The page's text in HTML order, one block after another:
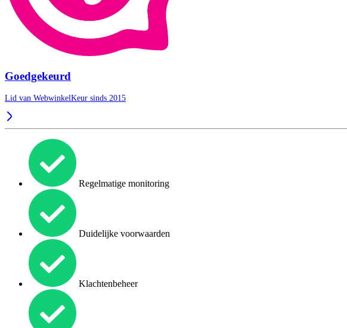
Goedgekeurd
Lid van WebwinkelKeur sinds 2015
Regelmatige monitoring
Duidelijke voorwaarden
Klachtenbeheer